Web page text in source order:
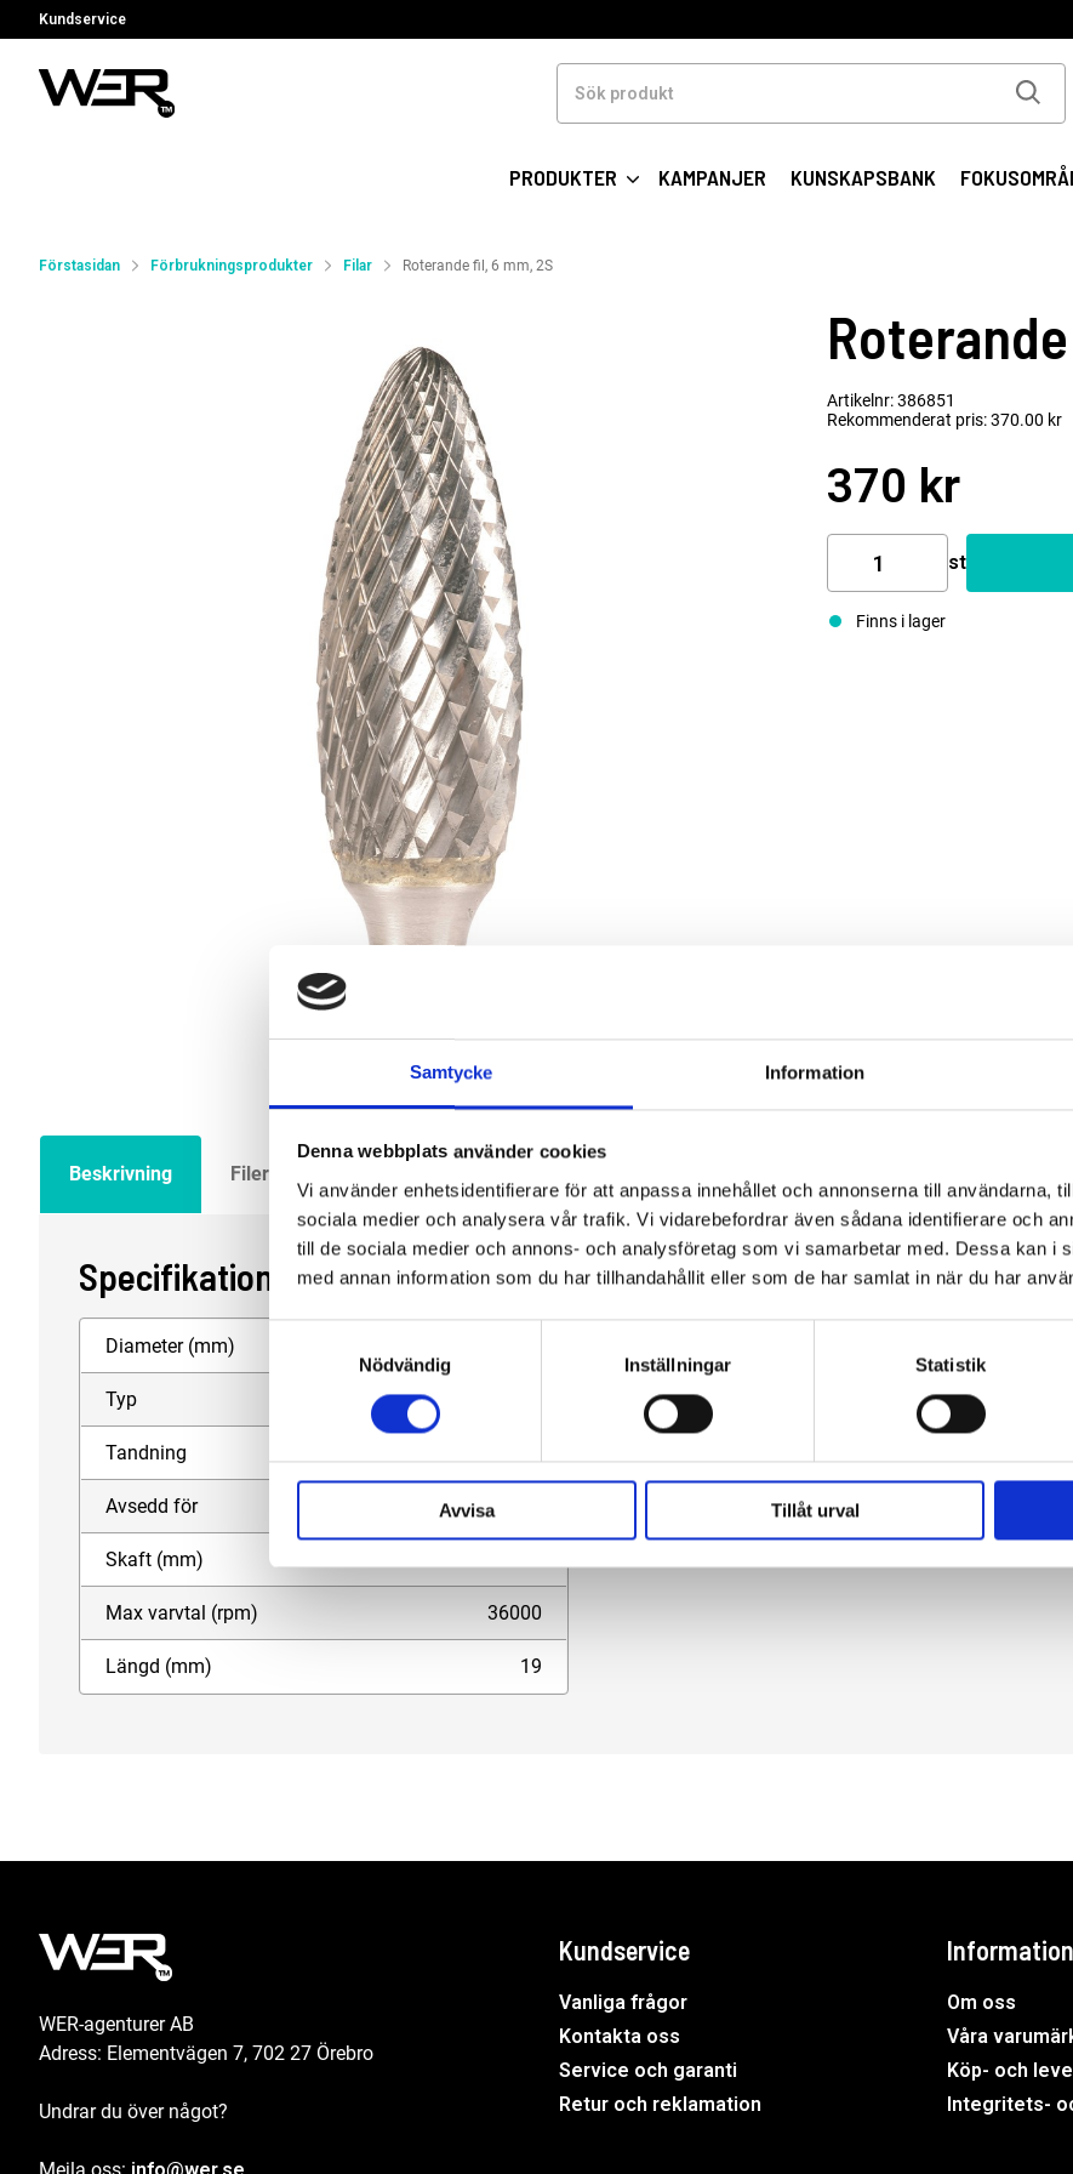
Samtycke Information
Denna webbplats använder cookies
Vi använder enhetsidentifierare för att anpassa innehållet och annonserna till användarna,
sociala medier och analysera vår trafik. Vi vidarebefordrar även sådana identifierare och
till de sociala medier och annons- och analysföretag som vi samarbetar med. Dessa kan i
med annan information som du har tillhandahållit eller som de har samlat in när du har
Nödvändig
Inställningar Statistik
Avvisa Tillåt urval
Kundservice
produkt
PRODUKTER KAMPANJER KUNSKAPSBANK
Förstasidan Förbrukningsprodukter Filar Roterande fil, 6 mm, 2S
Artikelnr: 386851
Rekommenderat pris: 370.00 kr
370 kr
st
Finns i lager
Beskrivning Filer
Specifikation
Diameter (mm)
Typ H (Flamform)
Tandning
Avsedd för Metaller
Skaft (mm)
Max varvtal (rpm) 36000
Längd (mm) 19
WER-agenturer AB
Adress: Elementvägen 7, 702 27 Örebro
Undrar du över något?
Kundservice
Vanliga frågor
Kontakta oss
Service och garanti
Retur och reklamation
Information
Om oss
Våra
Köp- och
Integritets-